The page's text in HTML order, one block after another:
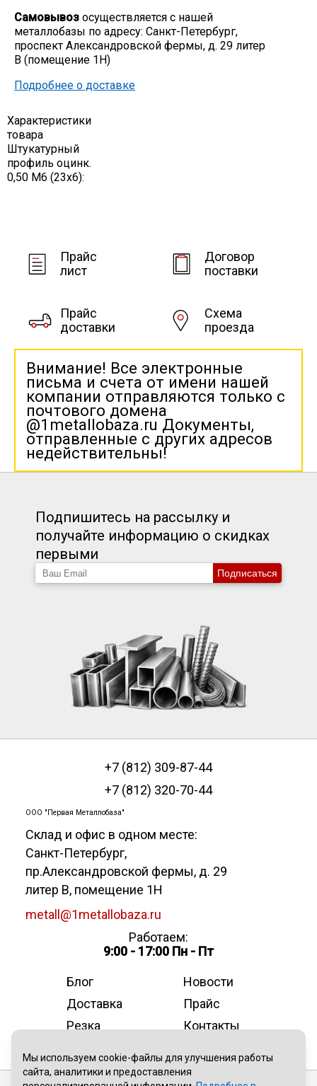
Самовывоз осуществляется с нашей
металлобазы по адресу: Санкт-Петербург,
проспект Александровской фермы, д. 29 литер
В (помещение 1Н)
Подробнее о доставке
Характеристики
товара
Штукатурный
профиль оцинк.
0,50 М6 (23х6):
Прайс
лист
Договор
поставки
Прайс
доставки
Схема
проезда
Внимание! Все электронные
письма и счета от имени нашей
компании отправляются только с
почтового домена
@1metallobaza.ru Документы,
отправленные с других адресов
недействительны!
Подпишитесь на рассылку и
получайте информацию о скидках
первыми
Подписаться
+7 (812) 309-87-44
+7 (812) 320-70-44
ООО "Первая Металлобаза"
Склад и офис в одном месте:
Санкт-Петербург,
пр.Александровской фермы, д. 29
литер В, помещение 1Н
metall@1metallobaza.ru
Работаем:
9:00 - 17:00 Пн - Пт
Блог
Новости
Доставка
Прайс
Резка
Контакты
Мы используем cookie-файлы для улучшения работы
сайта, аналитики и предоставления